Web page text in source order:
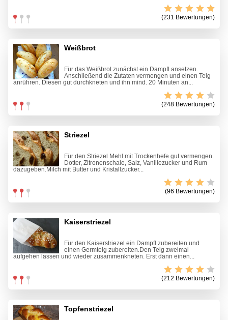
(231 Bewertungen)
Weißbrot
Für das Weißbrot zunächst ein Dampfl ansetzen.
Anschließend die Zutaten vermengen und einen Teig
anrühren. Diesen gut durchkneten und ihn mind. 20 Minuten an...
(248 Bewertungen)
Striezel
Für den Striezel Mehl mit Trockenhefe gut vermengen.
Dotter, Zitronenschale, Salz, Vanillezucker und Rum
dazugeben.Milch mit Butter und Kristallzucker...
(96 Bewertungen)
Kaiserstriezel
Für den Kaiserstriezel ein Dampfl zubereiten und
einen Germteig zubereiten.Den Teig zweimal
aufgehen lassen und wieder zusammenkneten. Erst dann einen...
(212 Bewertungen)
Topfenstriezel